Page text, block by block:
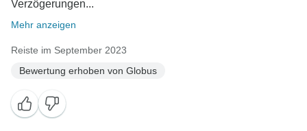
Verzögerungen...
Mehr anzeigen
Reiste im September 2023
Bewertung erhoben von Globus